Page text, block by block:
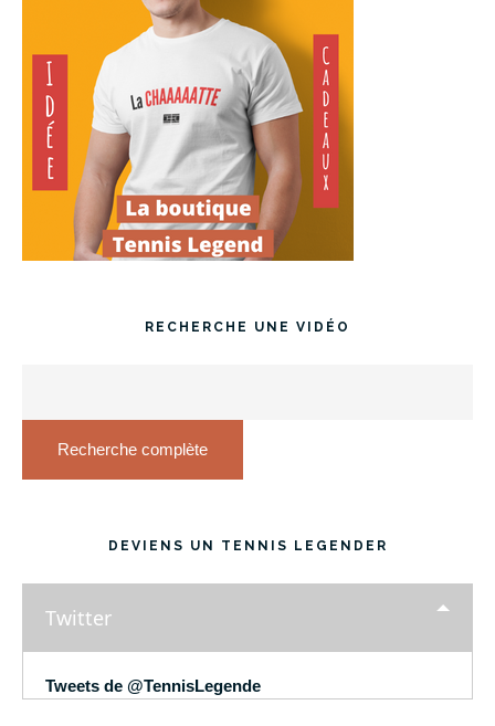
RECHERCHE UNE VIDÉO
Recherche complète
DEVIENS UN TENNIS LEGENDER
Twitter
Tweets de @TennisLegende